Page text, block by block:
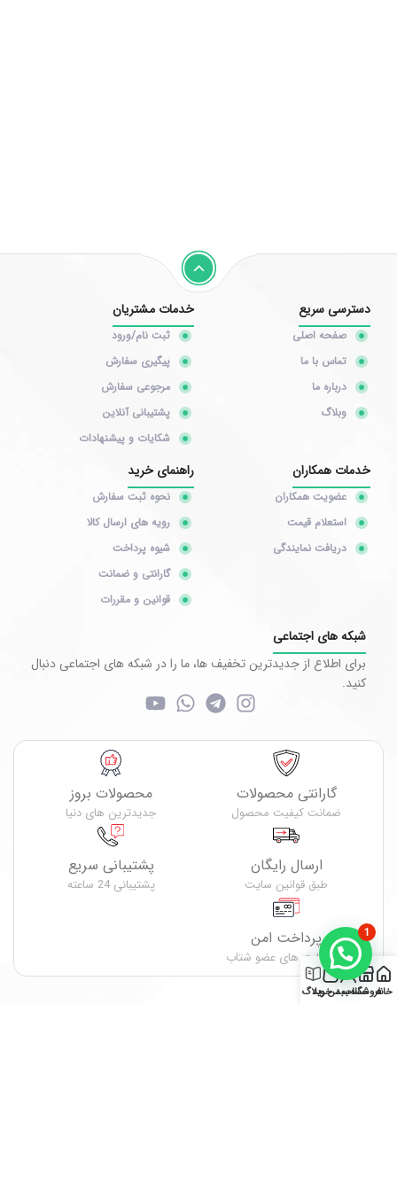
دسترسی سریع
صفحه اصلی
تماس با ما
درباره ما
وبلاگ
خدمات مشتریان
ثبت نام/ورود
پیگیری سفارش
مرجوعی سفارش
پشتیبانی آنلاین
شکایات و پیشنهادات
خدمات همکاران
عضویت همکاران
استعلام قیمت
دریافت نمایندگی
راهنمای خرید
نحوه ثبت سفارش
رویه های ارسال کالا
شیوه پرداخت
گارانتی و ضمانت
قوانین و مقررات
شبکه های اجتماعی
برای اطلاع از جدیدترین تخفیف ها، ما را در شبکه های اجتماعی دنبال
کنید.
گارانتی محصولات
ضمانت کیفیت محصول
محصولات بروز
جدیدترین های دنیا
ارسال رایگان
طبق قوانین سایت
پشتیبانی سریع
پشتیبانی 24 ساعته
پرداخت امن
همه کارت های عضو شتاب
خانهفروشگاه
حساب من
0
سبد خرید
وبلاگ
1